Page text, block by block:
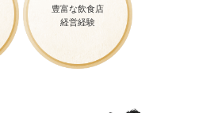
豊富な飲食店
経営経験